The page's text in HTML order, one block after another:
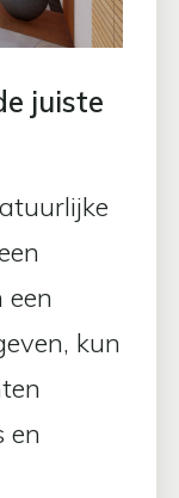
juiste
kun
en